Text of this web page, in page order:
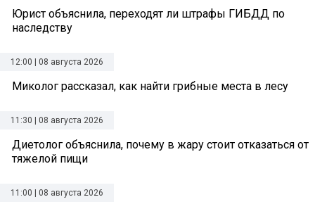
Юрист объяснила, переходят ли штрафы ГИБДД по
наследству
12:00 | 08 августа 2026
Миколог рассказал, как найти грибные места в лесу
11:30 | 08 августа 2026
Диетолог объяснила, почему в жару стоит отказаться от
тяжелой пищи
11:00 | 08 августа 2026